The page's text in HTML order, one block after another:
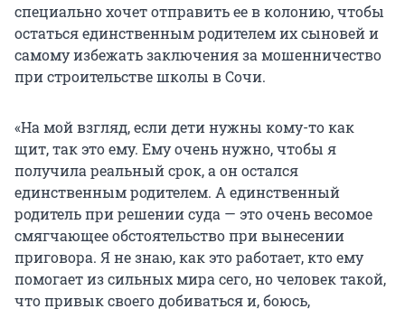
специально хочет отправить ее в колонию, чтобы
остаться единственным родителем их сыновей и
самому избежать заключения за мошенничество
при строительстве школы в Сочи.
«На мой взгляд, если дети нужны кому-то как
щит, так это ему. Ему очень нужно, чтобы я
получила реальный срок, а он остался
единственным родителем. А единственный
родитель при решении суда — это очень весомое
смягчающее обстоятельство при вынесении
приговора. Я не знаю, как это работает, кто ему
помогает из сильных мира сего, но человек такой,
что привык своего добиваться и, боюсь,